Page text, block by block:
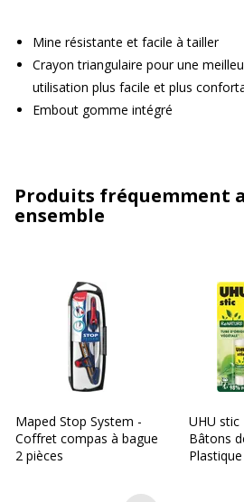
Mine résistante et facile à tailler
Crayon triangulaire pour une
utilisation plus facile et plus
Embout gomme intégré
Produits fréquemment
ensemble
Maped Stop System -
Coffret compas à bague
2 pièces
UHU stic
Bâtons